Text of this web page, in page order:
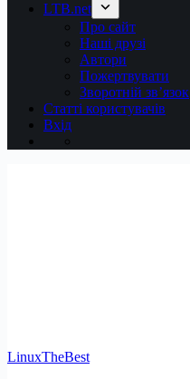
LTB.net
Про сайт
Наші друзі
Автори
Пожертвувати
Зворотній зв’язок
Статті користувачів
Вхід
LinuxTheBest